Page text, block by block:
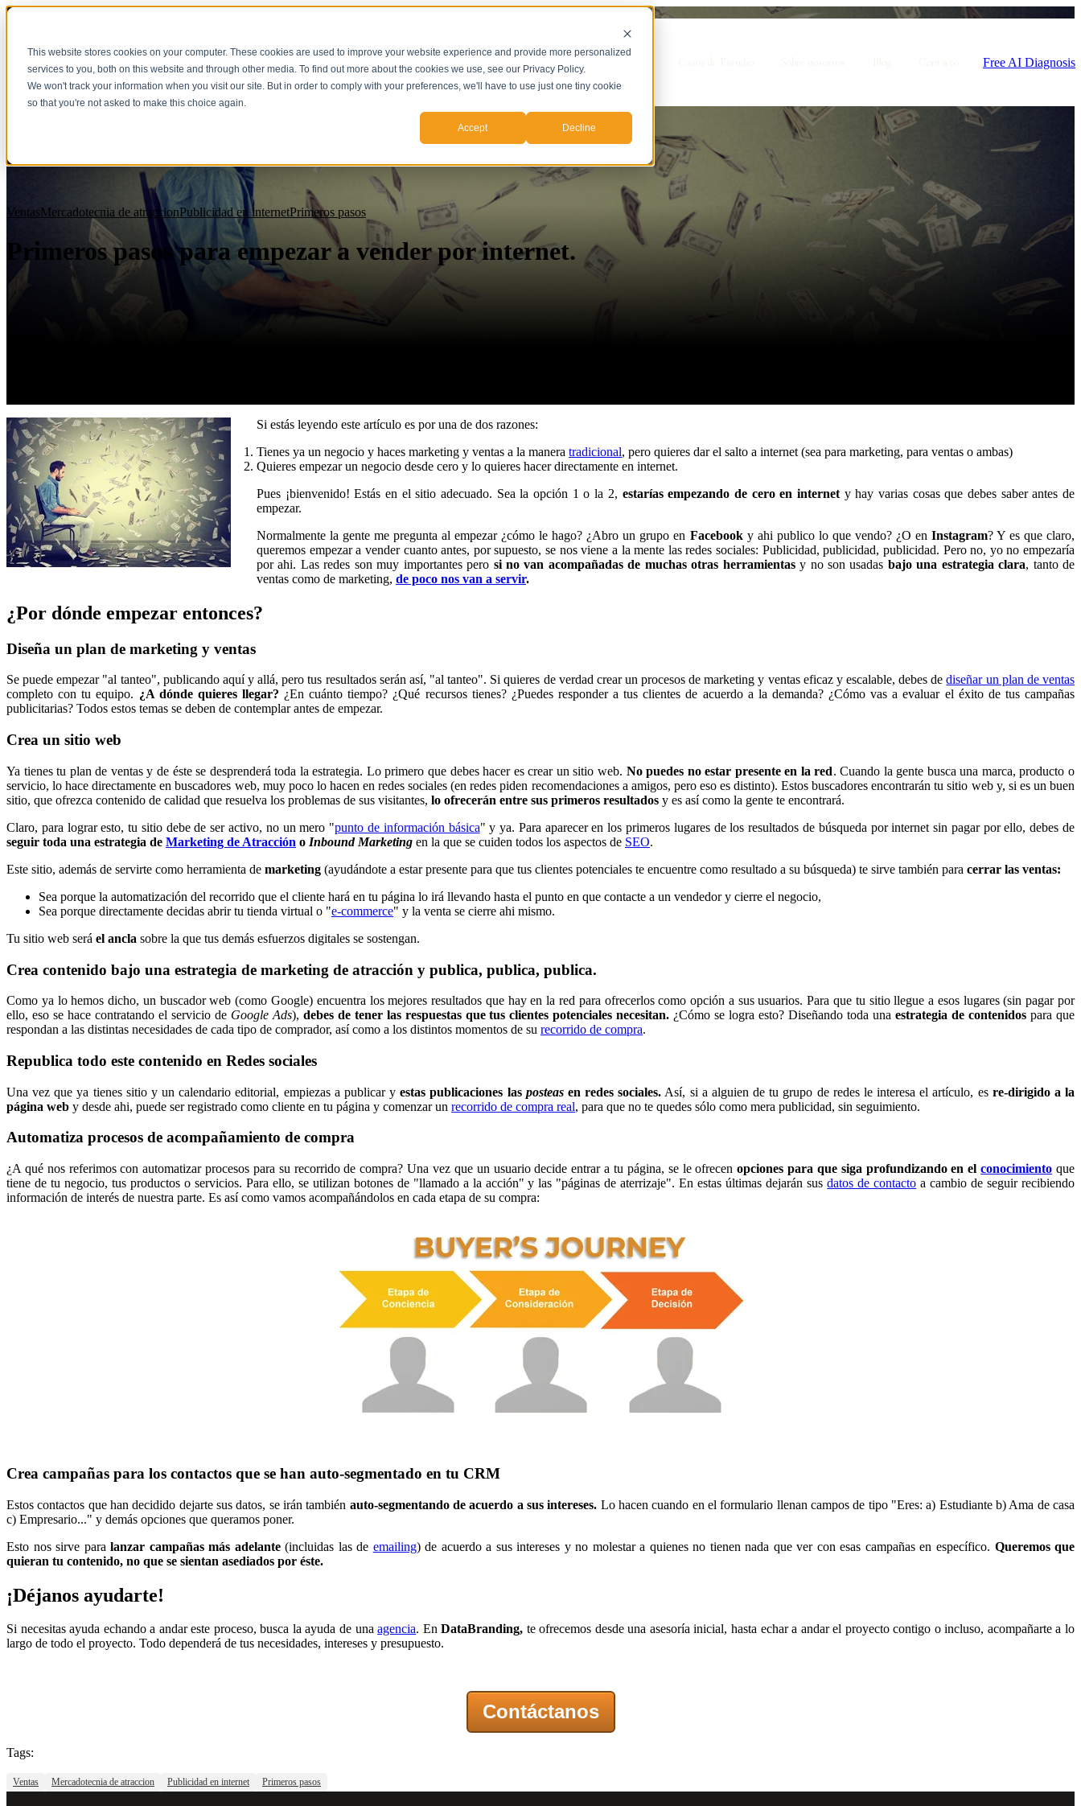
This website stores cookies on your computer. These cookies are used to improve your website experience and provide more personalized
services to you, both on this website and through other media. To find out more about the cookies we use, see our Privacy Policy.
We won't track your information when you visit our site. But in order to comply with your preferences, we'll have to use just one tiny cookie
so that you're not asked to make this choice again.
Accept Decline
Show submenu for Servicios Free AI Diagnosis
VentasMercadotecnia de atraccionPublicidad en internetPrimeros pasos
Primeros pasos para empezar a vender por internet.
Si estás leyendo este artículo es por una de dos razones:
Tienes ya un negocio y haces marketing y ventas a la manera tradicional, pero quieres dar el salto a internet (sea para marketing, para ventas o ambas)
Quieres empezar un negocio desde cero y lo quieres hacer directamente en internet.
Pues ¡bienvenido! Estás en el sitio adecuado. Sea la opción 1 o la 2, estarías empezando de cero en internet y hay varias cosas que debes saber antes de
empezar.
Normalmente la gente me pregunta al empezar ¿cómo le hago? ¿Abro un grupo en Facebooky ahi publico lo que vendo? ¿O en Instagram? Y es que claro,
queremos empezar a vender cuanto antes, por supuesto, se nos viene a la mente las redes sociales: Publicidad, publicidad, publicidad. Pero no, yo no empezaría
por ahi. Las redes son muy importantes pero si no van acompañadas de muchas otras herramientasy no son usadas bajo una estrategia clara, tanto de
ventas como de marketing, de poco nos van a servir.
¿Por dónde empezar entonces?
Diseña un plan de marketing y ventas
Se puede empezar "al tanteo", publicando aquí y allá, pero tus resultados serán así, "al tanteo". Si quieres de verdad crear un procesos de marketing y ventas eficaz y escalable, debes dediseñar un plan de ventas
completo con tu equipo. ¿A dónde quieres llegar? ¿En cuánto tiempo? ¿Qué recursos tienes? ¿Puedes responder a tus clientes de acuerdo a la demanda? ¿Cómo vas a evaluar el éxito de tus campañas
publicitarias? Todos estos temas se deben de contemplar antes de empezar.
Crea un sitio web
Ya tienes tu plan de ventas y de éste se desprenderá toda la estrategia. Lo primero que debes hacer es crear un sitio web. No puedes no estar presente en la red. Cuando la gente busca una marca, producto o
servicio, lo hace directamente en buscadores web, muy poco lo hacen en redes sociales (en redes piden recomendaciones a amigos, pero eso es distinto). Estos buscadores encontrarán tu sitio web y, si es un buen
sitio, que ofrezca contenido de calidad que resuelva los problemas de sus visitantes, lo ofrecerán entre sus primeros resultados y es así como la gente te encontrará.
Claro, para lograr esto, tu sitio debe de ser activo, no un mero "punto de información básica" y ya. Para aparecer en los primeros lugares de los resultados de búsqueda por internet sin pagar por ello, debes de
seguir toda una estrategia de Marketing de Atracción o Inbound Marketing en la que se cuiden todos los aspectos de SEO.
Este sitio, además de servirte como herramienta de marketing (ayudándote a estar presente para que tus clientes potenciales te encuentre como resultado a su búsqueda) te sirve también para cerrar las ventas:
Sea porque la automatización del recorrido que el cliente hará en tu página lo irá llevando hasta el punto en que contacte a un vendedor y cierre el negocio,
Sea porque directamente decidas abrir tu tienda virtual o "e-commerce" y la venta se cierre ahi mismo.
Tu sitio web será el ancla sobre la que tus demás esfuerzos digitales se sostengan.
Crea contenido bajo una estrategia de marketing de atracción y publica, publica, publica.
Como ya lo hemos dicho, un buscador web (como Google) encuentra los mejores resultados que hay en la red para ofrecerlos como opción a sus usuarios. Para que tu sitio llegue a esos lugares (sin pagar por
ello, eso se hace contratando el servicio de Google Ads), debes de tener las respuestas que tus clientes potenciales necesitan. ¿Cómo se logra esto? Diseñando toda unaestrategia de contenidos para que
respondan a las distintas necesidades de cada tipo de comprador, así como a los distintos momentos de su recorrido de compra.
Republica todo este contenido en Redes sociales
Una vez que ya tienes sitio y un calendario editorial, empiezas a publicar yestas publicaciones las posteasen redes sociales. Así, si a alguien de tu grupo de redes le interesa el artículo, es re-dirigido a la
página web y desde ahi, puede ser registrado como cliente en tu página y comenzar un recorrido de compra real, para que no te quedes sólo como mera publicidad, sin seguimiento.
Automatiza procesos de acompañamiento de compra
¿A qué nos referimos con automatizar procesos para su recorrido de compra? Una vez que un usuario decide entrar a tu página, se le ofrecenopciones para que siga profundizando en elconocimiento que
tiene de tu negocio, tus productos o servicios. Para ello, se utilizan botones de "llamado a la acción" y las "páginas de aterrizaje". En estas últimas dejarán susdatos de contacto a cambio de seguir recibiendo
información de interés de nuestra parte. Es así como vamos acompañándolos en cada etapa de su compra:
Crea campañas para los contactos que se han auto-segmentado en tu CRM
Estos contactos que han decidido dejarte sus datos, se irán también auto-segmentando de acuerdo a sus intereses. Lo hacen cuando en el formulario llenan campos de tipo "Eres: a) Estudiante b) Ama de casa
c) Empresario..." y demás opciones que queramos poner.
Esto nos sirve paralanzar campañas más adelante(incluidas las de emailing) de acuerdo a sus intereses y no molestar a quienes no tienen nada que ver con esas campañas en específico. Queremos que
quieran tu contenido, no que se sientan asediados por éste.
¡Déjanos ayudarte!
Si necesitas ayuda echando a andar este proceso, busca la ayuda de unaagencia. EnDataBranding, te ofrecemos desde una asesoría inicial, hasta echar a andar el proyecto contigo o incluso, acompañarte a lo
largo de todo el proyecto. Todo dependerá de tus necesidades, intereses y presupuesto.
Contáctanos
Tags:
Ventas Mercadotecnia de atraccion Publicidad en internet Primeros pasos